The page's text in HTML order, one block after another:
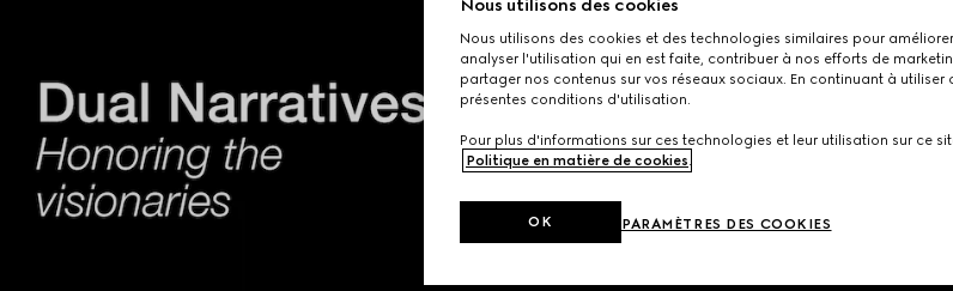
Nous utilisons des cookies
Nous utilisons des cookies et des technologies similaires pour
analyser l'utilisation qui en est faite, contribuer à nos efforts de
partager nos contenus sur vos réseaux sociaux. En continuant à utiliser
présentes conditions d'utilisation.
Pour plus d'informations sur ces technologies et leur utilisation sur ce
Politique en matière de cookies.
PARAMÈTRES DES COOKIES
OK